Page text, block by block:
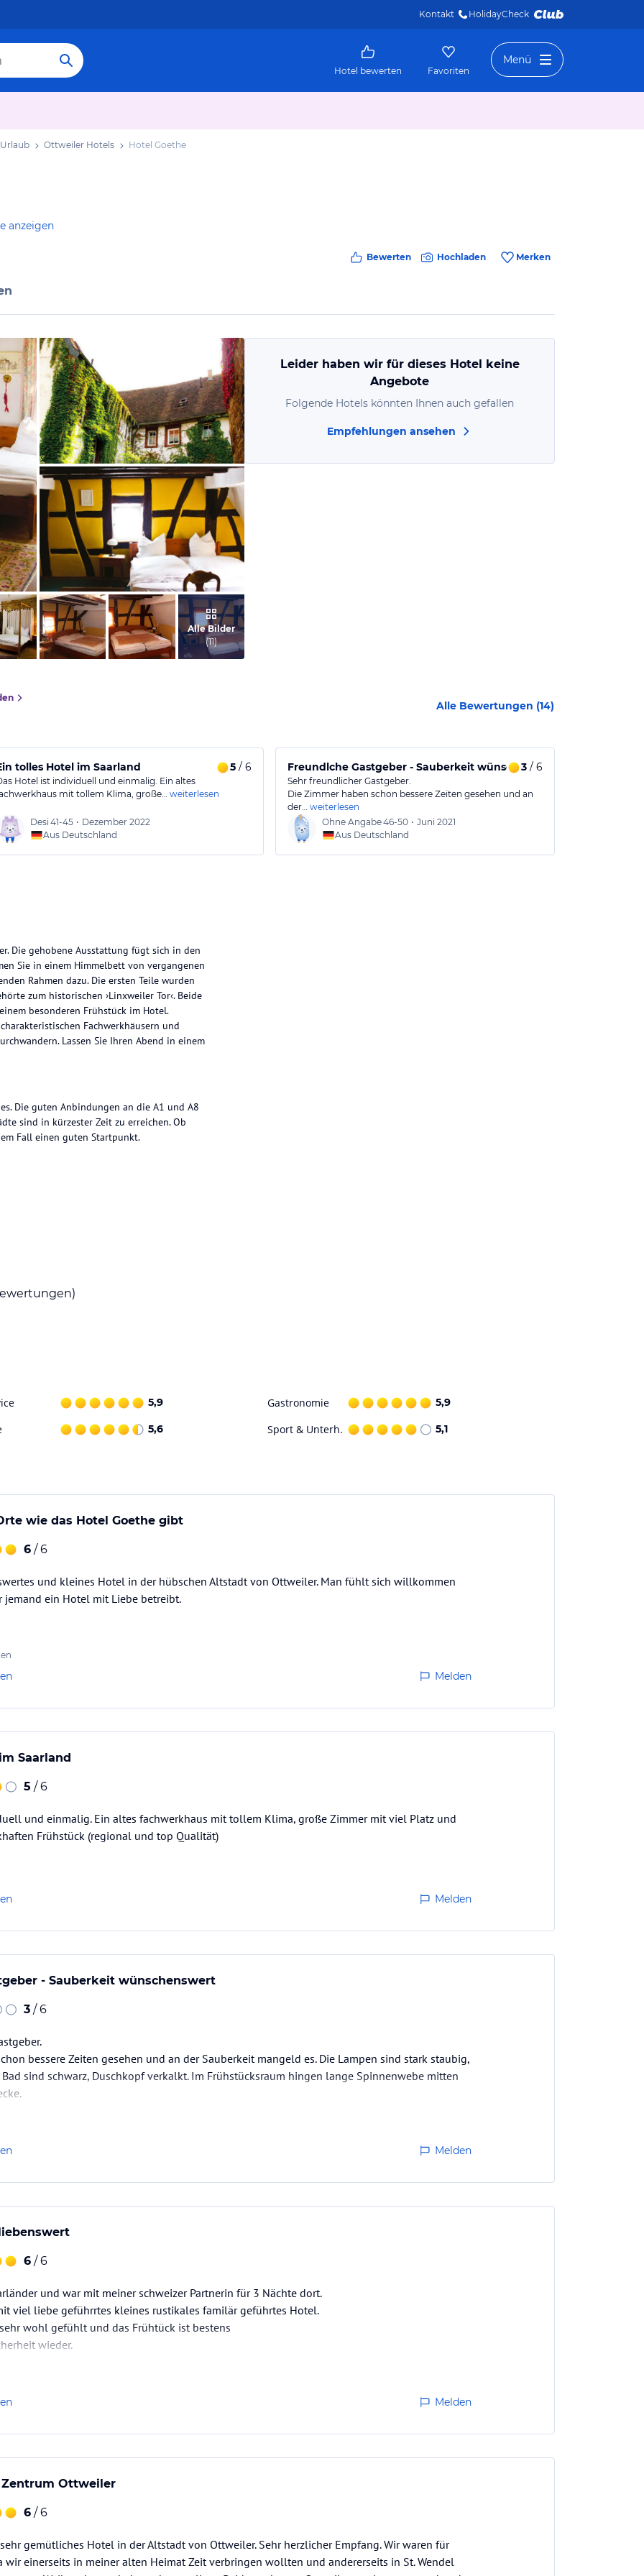
Kontakt HolidayCheck
Hotel bewerten Favoriten
Menü
Ottweiler Hotels Hotel Goethe
anzeigen
Bewerten Hochladen Merken
vom Hotelier, Juli 2014
vom Hotelier, Juli 2014
Alle Bilder
(11)
Leider haben wir für dieses Hotel keine
Angebote
Folgende Hotels könnten Ihnen auch gefallen
Empfehlungen ansehen
Alle Bewertungen (14)
tolles Hotel im Saarland 5/ 6
Hotel ist individuell und einmalig. Ein altes
mit tollem Klima, große… weiterlesen
Desi 41-45 • Dezember 2022
Aus Deutschland
Freundlche Gastgeber - Sauberkeit wünschenswert
3/ 6
Sehr freundlicher Gastgeber.
Die Zimmer haben schon bessere Zeiten gesehen und an
der… weiterlesen
Ohne Angabe46-50 • Juni 2021
Aus Deutschland
Die gehobene Ausstattung fügt sich in den
Sie in einem Himmelbett von vergangenen
Rahmen dazu. Die ersten Teile wurden
zum historischen ›Linxweiler Tor‹. Beide
besonderen Frühstück im Hotel.
Fachwerkhäusern und
Lassen Sie Ihren Abend in einem
Die guten Anbindungen an die A1 und A8
sind in kürzester Zeit zu erreichen. Ob
Fall einen guten Startpunkt.
Kabel-TV, sowie eine gehobene,
und Käse mit einem Frühstücksei,
Alle Angaben ohne
5,9 Gastronomie 5,9
5,6 Sport & Unterh. 5,1
wie das Hotel Goethe gibt
6 / 6
und kleines Hotel in der hübschen Altstadt von Ottweiler. Man fühlt sich willkommen
jemand ein Hotel mit Liebe betreibt.
Melden
Saarland
5 / 6
und einmalig. Ein altes fachwerkhaus mit tollem Klima, große Zimmer mit viel Platz und
Frühstück (regional und top Qualität)
Melden
- Sauberkeit wünschenswert
3 / 6
bessere Zeiten gesehen und an der Sauberkeit mangeld es. Die Lampen sind stark staubig,
sind schwarz, Duschkopf verkalkt. Im Frühstücksraum hingen lange Spinnenwebe mitten
Melden
6 / 6
und war mit meiner schweizer Partnerin für 3 Nächte dort.
viel liebe geführrtes kleines rustikales familär geführtes Hotel.
wohl gefühlt und das Frühtück ist bestens
wieder.
Melden
Zentrum Ottweiler
6 / 6
gemütliches Hotel in der Altstadt von Ottweiler. Sehr herzlicher Empfang. Wir waren für
wir einerseits in meiner alten Heimat Zeit verbringen wollten und andererseits in St. Wendel